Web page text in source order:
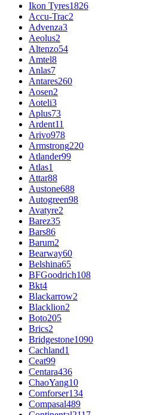
Ikon Tyres1826
Accu-Trac2
Advenza3
Aeolus2
Altenzo54
Amtel8
Anlas7
Antares260
Aosen2
Aoteli3
Aplus73
Ardent11
Arivo978
Armstrong220
Atlander99
Atlas1
Attar88
Austone688
Autogreen98
Avatyre2
Barez35
Bars86
Barum2
Bearway60
Belshina65
BFGoodrich108
Bkt4
Blackarrow2
Blacklion2
Boto205
Brics2
Bridgestone1090
Cachland1
Ceat99
Centara436
ChaoYang10
Comforser134
Compasal489